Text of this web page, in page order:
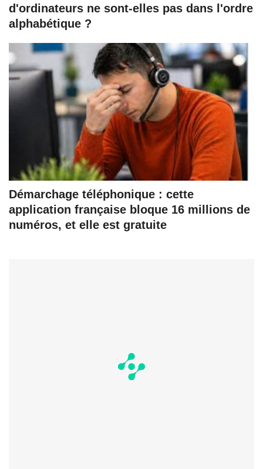
d'ordinateurs ne sont-elles pas dans l'ordre
alphabétique ?
Démarchage téléphonique : cette
application française bloque 16 millions de
numéros, et elle est gratuite